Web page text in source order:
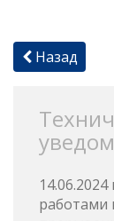
Назад
работами